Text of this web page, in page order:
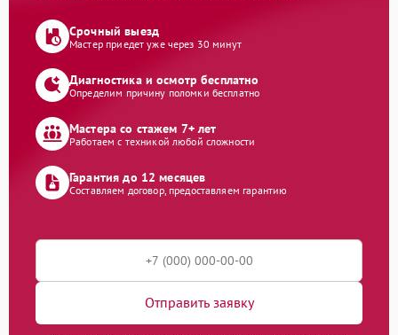
Срочный выезд
Мастер приедет уже через 30 минут
Диагностика и осмотр бесплатно
Определим причину поломки бесплатно
Мастера со стажем 7+ лет
Работаем с техникой любой сложности
Гарантия до 12 месяцев
Составляем договор, предоставляем гарантию
Отправить заявку